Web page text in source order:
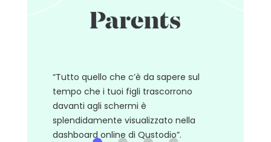
“Tutto quello che c’è da sapere sul
tempo che i tuoi figli trascorrono
davanti agli schermi è
splendidamente visualizzato nella
dashboard online di Qustodio”.